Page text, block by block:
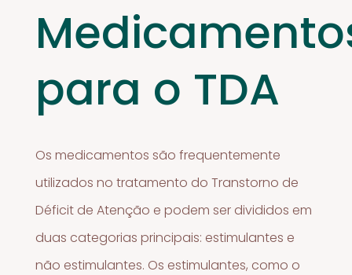
para o TDA
Os medicamentos são frequentemente
utilizados no tratamento do Transtorno de
Déficit de Atenção e podem ser divididos em
duas categorias principais: estimulantes e
não estimulantes. Os estimulantes, como o